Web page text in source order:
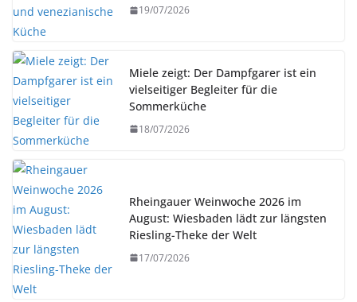
19/07/2026
Miele zeigt: Der Dampfgarer ist ein
vielseitiger Begleiter für die
Sommerküche
18/07/2026
Rheingauer Weinwoche 2026 im
August: Wiesbaden lädt zur längsten
Riesling-Theke der Welt
17/07/2026